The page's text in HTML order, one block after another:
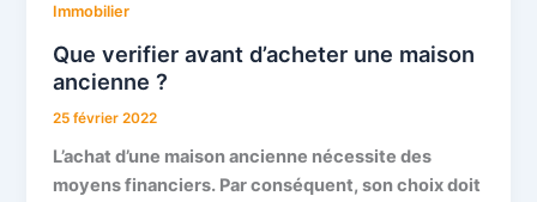
Immobilier
Que verifier avant d’acheter une maison
ancienne ?
25 février 2022
L’achat d’une maison ancienne nécessite des
moyens financiers. Par conséquent, son choix doit